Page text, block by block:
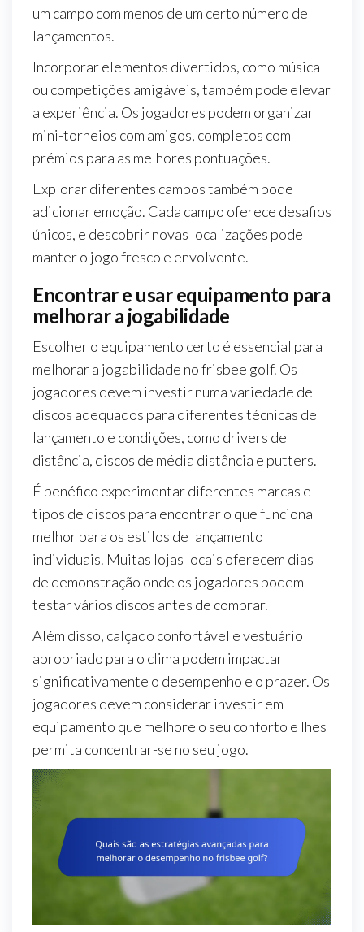
um campo com menos de um certo número de
lançamentos.
Incorporar elementos divertidos, como música
ou competições amigáveis, também pode elevar
a experiência. Os jogadores podem organizar
mini-torneios com amigos, completos com
prémios para as melhores pontuações.
Explorar diferentes campos também pode
adicionar emoção. Cada campo oferece desafios
únicos, e descobrir novas localizações pode
manter o jogo fresco e envolvente.
Encontrar e usar equipamento para
melhorar a jogabilidade
Escolher o equipamento certo é essencial para
melhorar a jogabilidade no frisbee golf. Os
jogadores devem investir numa variedade de
discos adequados para diferentes técnicas de
lançamento e condições, como drivers de
distância, discos de média distância e putters.
É benéfico experimentar diferentes marcas e
tipos de discos para encontrar o que funciona
melhor para os estilos de lançamento
individuais. Muitas lojas locais oferecem dias
de demonstração onde os jogadores podem
testar vários discos antes de comprar.
Além disso, calçado confortável e vestuário
apropriado para o clima podem impactar
significativamente o desempenho e o prazer. Os
jogadores devem considerar investir em
equipamento que melhore o seu conforto e lhes
permita concentrar-se no seu jogo.